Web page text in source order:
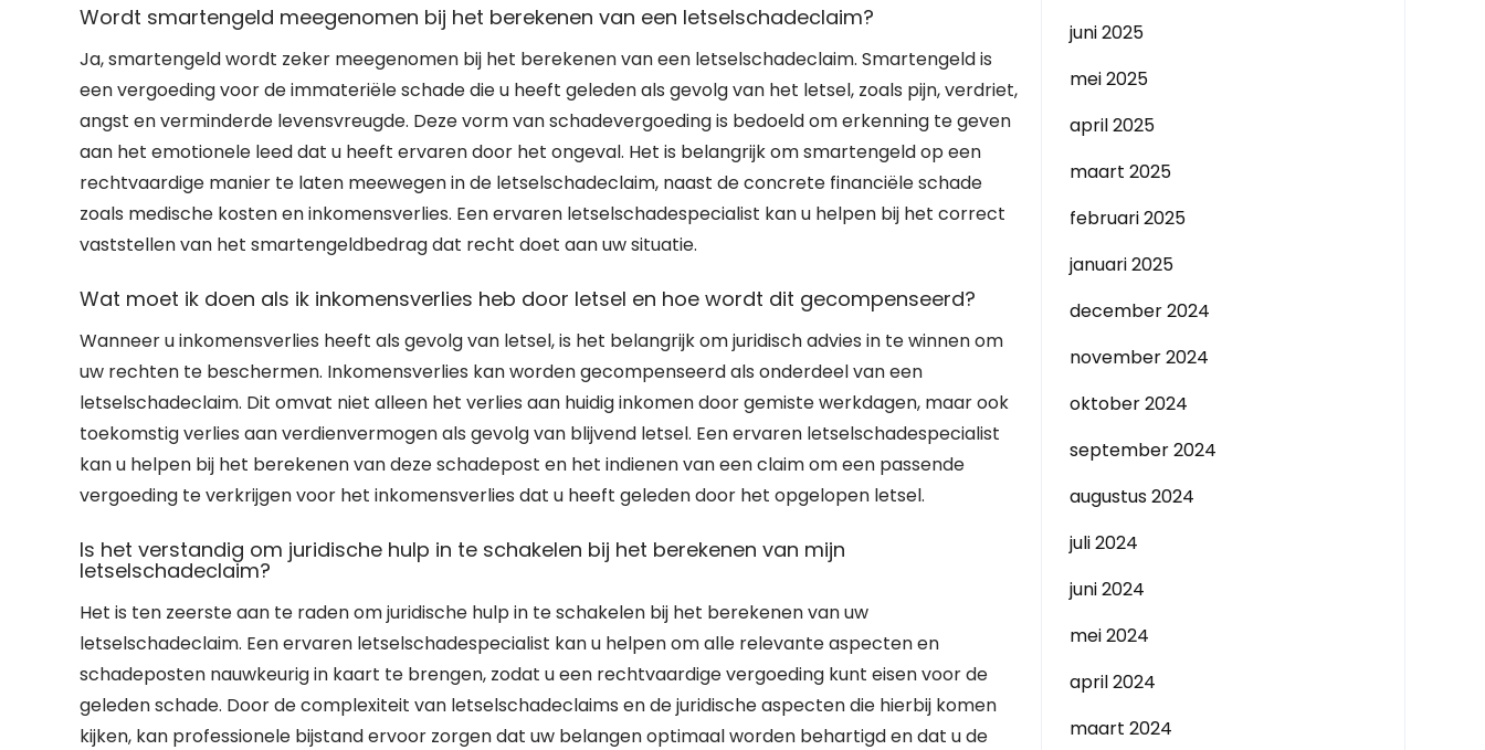
Wordt smartengeld meegenomen bij het berekenen van een letselschadeclaim?
Ja, smartengeld wordt zeker meegenomen bij het berekenen van een letselschadeclaim. Smartengeld is
een vergoeding voor de immateriële schade die u heeft geleden als gevolg van het letsel, zoals pijn, verdriet,
angst en verminderde levensvreugde. Deze vorm van schadevergoeding is bedoeld om erkenning te geven
aan het emotionele leed dat u heeft ervaren door het ongeval. Het is belangrijk om smartengeld op een
rechtvaardige manier te laten meewegen in de letselschadeclaim, naast de concrete financiële schade
zoals medische kosten en inkomensverlies. Een ervaren letselschadespecialist kan u helpen bij het correct
vaststellen van het smartengeldbedrag dat recht doet aan uw situatie.
Wat moet ik doen als ik inkomensverlies heb door letsel en hoe wordt dit gecompenseerd?
Wanneer u inkomensverlies heeft als gevolg van letsel, is het belangrijk om juridisch advies in te winnen om
uw rechten te beschermen. Inkomensverlies kan worden gecompenseerd als onderdeel van een
letselschadeclaim. Dit omvat niet alleen het verlies aan huidig inkomen door gemiste werkdagen, maar ook
toekomstig verlies aan verdienvermogen als gevolg van blijvend letsel. Een ervaren letselschadespecialist
kan u helpen bij het berekenen van deze schadepost en het indienen van een claim om een passende
vergoeding te verkrijgen voor het inkomensverlies dat u heeft geleden door het opgelopen letsel.
Is het verstandig om juridische hulp in te schakelen bij het berekenen van mijn
letselschadeclaim?
Het is ten zeerste aan te raden om juridische hulp in te schakelen bij het berekenen van uw
letselschadeclaim. Een ervaren letselschadespecialist kan u helpen om alle relevante aspecten en
schadeposten nauwkeurig in kaart te brengen, zodat u een rechtvaardige vergoeding kunt eisen voor de
geleden schade. Door de complexiteit van letselschadeclaims en de juridische aspecten die hierbij komen
kijken, kan professionele bijstand ervoor zorgen dat uw belangen optimaal worden behartigd en dat u de
juni 2025
mei 2025
april 2025
maart 2025
februari 2025
januari 2025
december 2024
november 2024
oktober 2024
september 2024
augustus 2024
juli 2024
juni 2024
mei 2024
april 2024
maart 2024